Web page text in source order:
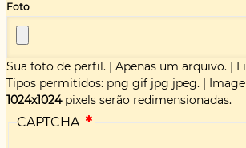
Foto
Sua foto de perfil. | Apenas um arquivo. |
Tipos permitidos: png gif jpg jpeg. |
1024x1024pixels serão redimensionadas.
CAPTCHA